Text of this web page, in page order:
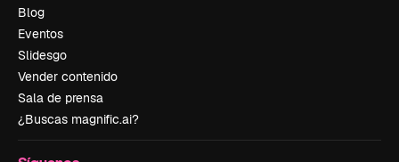
Blog
Eventos
Slidesgo
Vender contenido
Sala de prensa
¿Buscas magnific.ai?